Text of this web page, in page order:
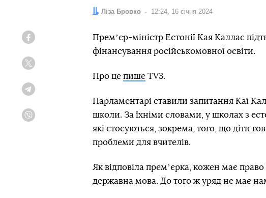
Автор:
Ліза Бровко Дата:
12:24, 16 січня 2024
Премʼєр-міністр Естонії Кая Каллас
фінансування російськомовної освіти.
Про це пише TV3.
Парламентарі ставили запитання Каї
школи. За їхніми словами, у школах з
які стосуються, зокрема, того, що діти
проблеми для вчителів.
Як відповіла премʼєрка, кожен має
державна мова. До того ж уряд не має